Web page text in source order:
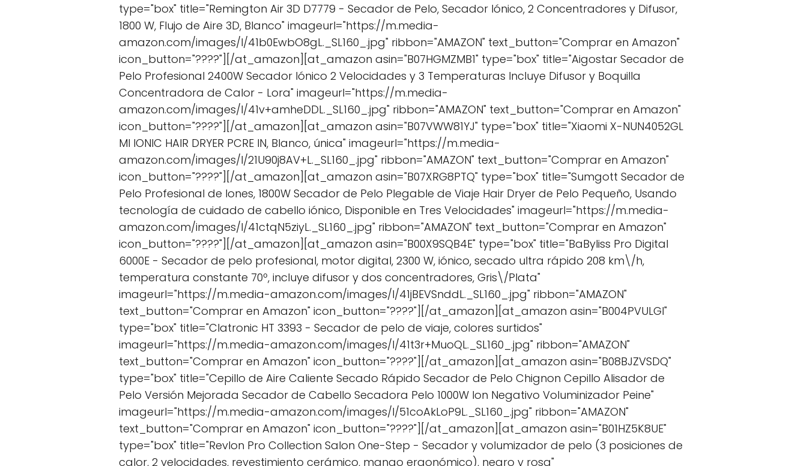
type="box" title="Remington Air 3D D7779 - Secador de Pelo, Secador Iónico, 2 Concentradores y Difusor,
1800 W, Flujo de Aire 3D, Blanco" imageurl="https://m.media-
amazon.com/images/I/41b0EwbO8gL._SL160_.jpg" ribbon="AMAZON" text_button="Comprar en Amazon"
icon_button="????"][/at_amazon][at_amazon asin="B07HGMZMB1" type="box" title="Aigostar Secador de
Pelo Profesional 2400W Secador Iónico 2 Velocidades y 3 Temperaturas Incluye Difusor y Boquilla
Concentradora de Calor - Lora" imageurl="https://m.media-
amazon.com/images/I/41v+amheDDL._SL160_.jpg" ribbon="AMAZON" text_button="Comprar en Amazon"
icon_button="????"][/at_amazon][at_amazon asin="B07VWW81YJ" type="box" title="Xiaomi X-NUN4052GL
MI IONIC HAIR DRYER PCRE IN, Blanco, única" imageurl="https://m.media-
amazon.com/images/I/21U90j8AV+L._SL160_.jpg" ribbon="AMAZON" text_button="Comprar en Amazon"
icon_button="????"][/at_amazon][at_amazon asin="B07XRG8PTQ" type="box" title="Sumgott Secador de
Pelo Profesional de Iones, 1800W Secador de Pelo Plegable de Viaje Hair Dryer de Pelo Pequeño, Usando
tecnología de cuidado de cabello iónico, Disponible en Tres Velocidades" imageurl="https://m.media-
amazon.com/images/I/41ctqN5ziyL._SL160_.jpg" ribbon="AMAZON" text_button="Comprar en Amazon"
icon_button="????"][/at_amazon][at_amazon asin="B00X9SQB4E" type="box" title="BaByliss Pro Digital
6000E - Secador de pelo profesional, motor digital, 2300 W, iónico, secado ultra rápido 208 km\/h,
temperatura constante 70º, incluye difusor y dos concentradores, Gris\/Plata"
imageurl="https://m.media-amazon.com/images/I/41jBEVSnddL._SL160_.jpg" ribbon="AMAZON"
text_button="Comprar en Amazon" icon_button="????"][/at_amazon][at_amazon asin="B004PVULGI"
type="box" title="Clatronic HT 3393 - Secador de pelo de viaje, colores surtidos"
imageurl="https://m.media-amazon.com/images/I/41t3r+MuoQL._SL160_.jpg" ribbon="AMAZON"
text_button="Comprar en Amazon" icon_button="????"][/at_amazon][at_amazon asin="B08BJZVSDQ"
type="box" title="Cepillo de Aire Caliente Secado Rápido Secador de Pelo Chignon Cepillo Alisador de
Pelo Versión Mejorada Secador de Cabello Secadora Pelo 1000W Ion Negativo Voluminizador Peine"
imageurl="https://m.media-amazon.com/images/I/51coAkLoP9L._SL160_.jpg" ribbon="AMAZON"
text_button="Comprar en Amazon" icon_button="????"][/at_amazon][at_amazon asin="B01HZ5K8UE"
type="box" title="Revlon Pro Collection Salon One-Step - Secador y volumizador de pelo (3 posiciones de
calor, 2 velocidades, revestimiento cerámico, mango ergonómico), negro y rosa"